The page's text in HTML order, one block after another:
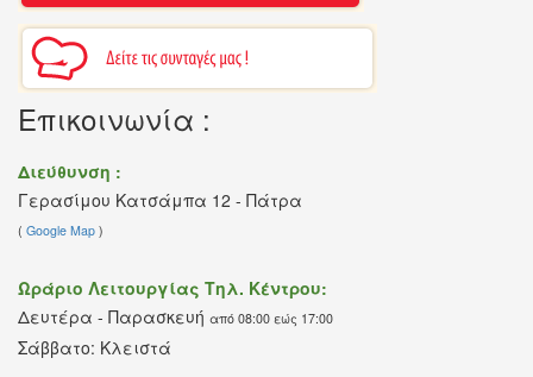
Επικοινωνία :
Διεύθυνση :
Γερασίμου Κατσάμπα 12 - Πάτρα
( Google Map )
Ωράριο Λειτουργίας Τηλ. Κέντρου:
Δευτέρα - Παρασκευή από 08:00 εώς 17:00
Σάββατο: Κλειστά